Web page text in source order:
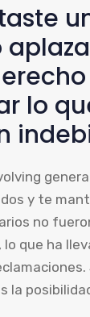
lo
y te
no
que ha
la